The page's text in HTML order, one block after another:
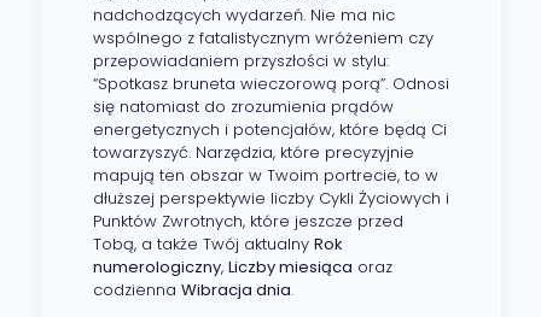
nadchodzących wydarzeń. Nie ma nic
wspólnego z fatalistycznym wróżeniem czy
przepowiadaniem przyszłości w stylu:
“Spotkasz bruneta wieczorową porą”. Odnosi
się natomiast do zrozumienia prądów
energetycznych i potencjałów, które będą Ci
towarzyszyć. Narzędzia, które precyzyjnie
mapują ten obszar w Twoim portrecie, to w
dłuższej perspektywie liczby Cykli Życiowych i
Punktów Zwrotnych, które jeszcze przed
Tobą, a także Twój aktualny Rok
numerologiczny, Liczby miesiąca oraz
codzienna Wibracja dnia.